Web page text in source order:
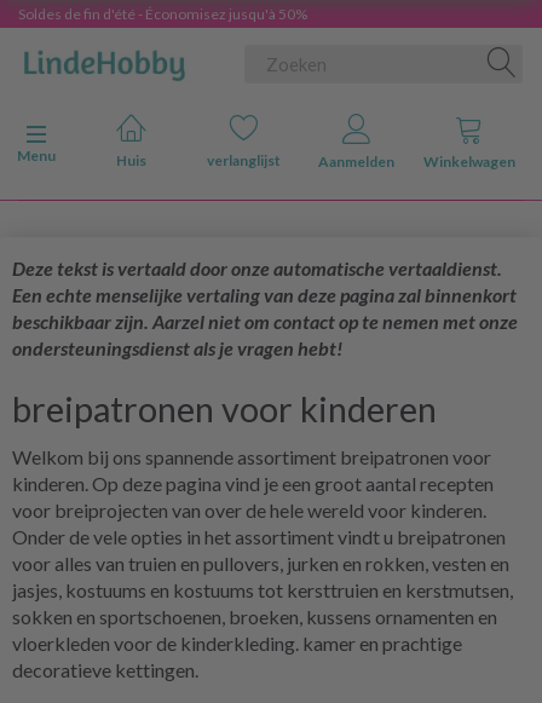
Soldes de fin d'été - Économisez jusqu'à 50%
Navigatie in-/uitschakelen
Menu
Huis verlanglijst Aanmelden Winkelwagen
Deze tekst is vertaald door onze automatische vertaaldienst.
Een echte menselijke vertaling van deze pagina zal binnenkort
beschikbaar zijn. Aarzel niet om contact op te nemen met onze
ondersteuningsdienst als je vragen hebt!
breipatronen voor kinderen
Welkom bij ons spannende assortiment breipatronen voor
kinderen. Op deze pagina vind je een groot aantal recepten
voor breiprojecten van over de hele wereld voor kinderen.
Onder de vele opties in het assortiment vindt u breipatronen
voor alles van truien en pullovers, jurken en rokken, vesten en
jasjes, kostuums en kostuums tot kersttruien en kerstmutsen,
sokken en sportschoenen, broeken, kussens ornamenten en
vloerkleden voor de kinderkleding. kamer en prachtige
decoratieve kettingen.